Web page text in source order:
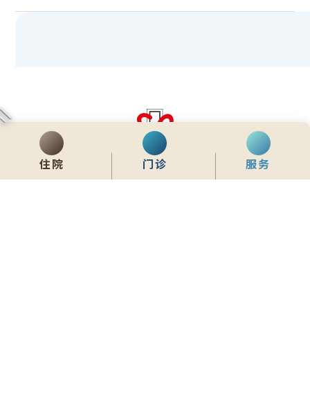
住院 门诊 服务
齊服務 展關懷
We Serve & We Care